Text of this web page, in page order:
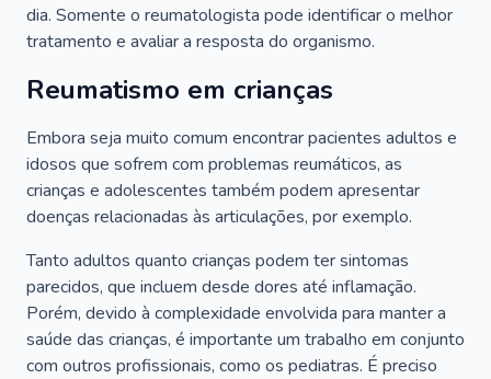
dia. Somente o reumatologista pode identificar o melhor
tratamento e avaliar a resposta do organismo.
Reumatismo em crianças
Embora seja muito comum encontrar pacientes adultos e
idosos que sofrem com problemas reumáticos, as
crianças e adolescentes também podem apresentar
doenças relacionadas às articulações, por exemplo.
Tanto adultos quanto crianças podem ter sintomas
parecidos, que incluem desde dores até inflamação.
Porém, devido à complexidade envolvida para manter a
saúde das crianças, é importante um trabalho em conjunto
com outros profissionais, como os pediatras. É preciso